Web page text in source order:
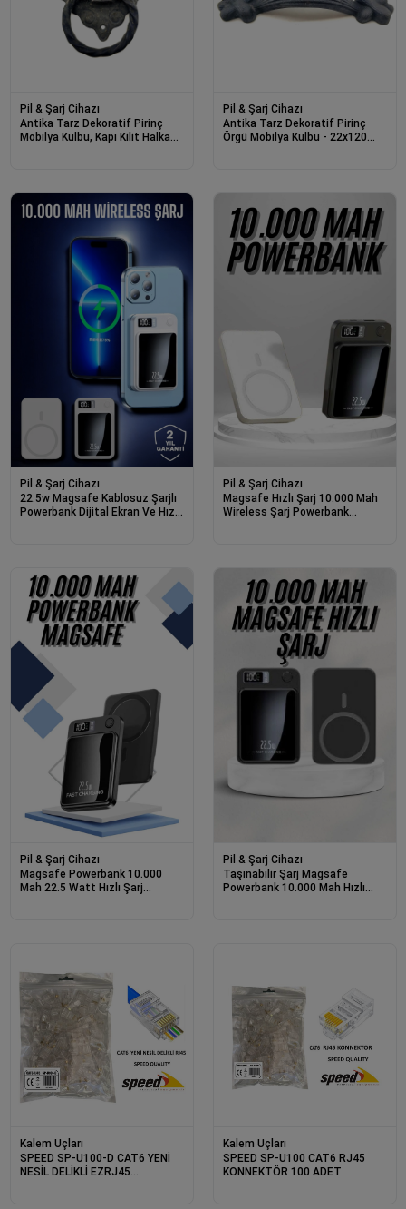
Pil & Şarj Cihazı
Antika Tarz Dekoratif Pirinç
Mobilya Kulbu, Kapı Kilit Halkası
Pil & Şarj Cihazı
Antika Tarz Dekoratif Pirinç
Örgü Mobilya Kulbu - 22x120
Pil & Şarj Cihazı
22.5w Magsafe Kablosuz Şarjlı
Powerbank Dijital Ekran Ve Hızlı
Pil & Şarj Cihazı
Magsafe Hızlı Şarj 10.000 Mah
Wireless Şarj Powerbank
Pil & Şarj Cihazı
Magsafe Powerbank 10.000
Mah 22.5 Watt Hızlı Şarj
Pil & Şarj Cihazı
Taşınabilir Şarj Magsafe
Powerbank 10.000 Mah Hızlı
Kalem Uçları
SPEED SP-U100-D CAT6 YENİ
NESİL DELİKLİ EZRJ45
Kalem Uçları
SPEED SP-U100 CAT6 RJ45
KONNEKTÖR 100 ADET